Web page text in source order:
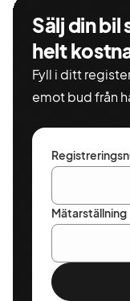
Sälj din
helt
Fyll i ditt
emot bud från
Mätarställning